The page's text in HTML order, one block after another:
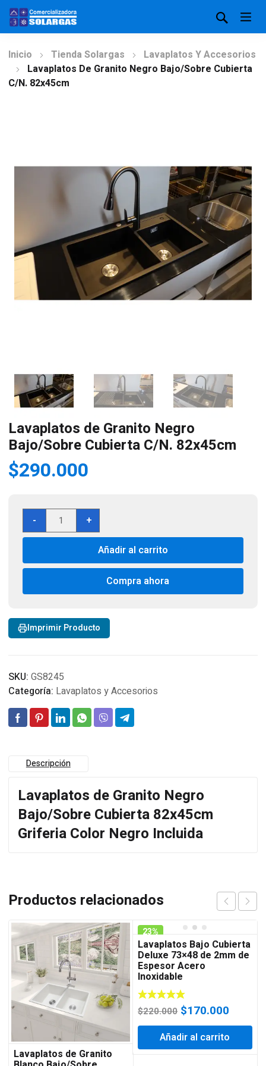
Inicio Tienda Solargas
Lavaplatos Y Accesorios
Lavaplatos De Granito Negro Bajo/Sobre Cubierta
C/N. 82x45cm
Lavaplatos de Granito Negro
Bajo/Sobre Cubierta C/N. 82x45cm
$290.000
-
Lavaplatos
Granito
Bajo/Sobre
C/N.
cantidad
+
Añadir al carrito
Compra ahora
Imprimir Producto
SKU: GS8245
Categoría: Lavaplatos y Accesorios
Descripción
Lavaplatos de Granito Negro
Bajo/Sobre Cubierta 82x45cm
Griferia Color Negro Incluida
Productos relacionados
Lavaplatos de Granito
23%
Lavaplatos Bajo Cubierta
Deluxe 73×48 de 2mm de
Espesor Acero
Inoxidable
$220.000 El
precio
original
era:
$170.000
precio
actual
es:
Añadir al carrito